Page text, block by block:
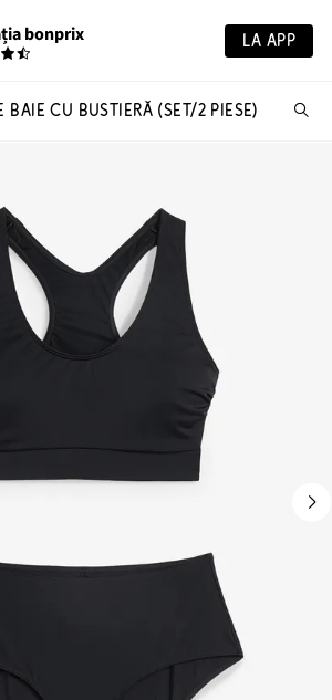
bonprix LA APP
BAIE CU BUSTIERĂ (SET/2 PIESE)